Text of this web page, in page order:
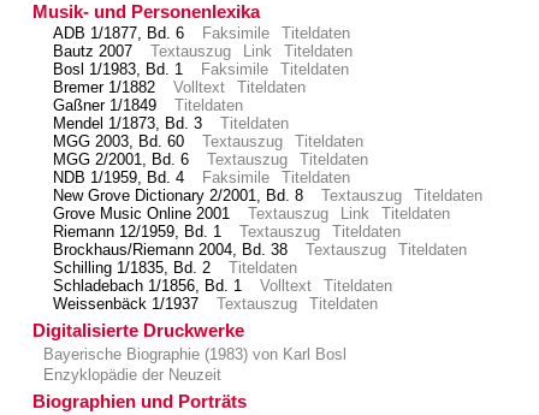
Musik- und Personenlexika
ADB 1/1877, Bd. 6 Faksimile
Titeldaten
Bautz 2007
Textauszug Link
Titeldaten
Bosl 1/1983, Bd. 1
Faksimile
Titeldaten
Bremer 1/1882
Volltext
Titeldaten
Gaßner 1/1849
Titeldaten
Mendel 1/1873, Bd. 3
Titeldaten
MGG 2003, Bd. 60
Textauszug
Titeldaten
MGG 2/2001, Bd. 6
Textauszug
Titeldaten
NDB 1/1959, Bd. 4
Faksimile
Titeldaten
New Grove Dictionary 2/2001, Bd. 8
Textauszug
Titeldaten
Grove Music Online 2001
Textauszug Link
Titeldaten
Riemann 12/1959, Bd. 1
Textauszug
Titeldaten
Brockhaus/Riemann 2004, Bd. 38
Textauszug
Titeldaten
Schilling 1/1835, Bd. 2
Titeldaten
Schladebach 1/1856, Bd. 1
Volltext
Titeldaten
Weissenbäck 1/1937
Textauszug Titeldaten
Digitalisierte Druckwerke
Bayerische Biographie (1983) von Karl Bosl
Enzyklopädie der Neuzeit
Biographien und Porträts